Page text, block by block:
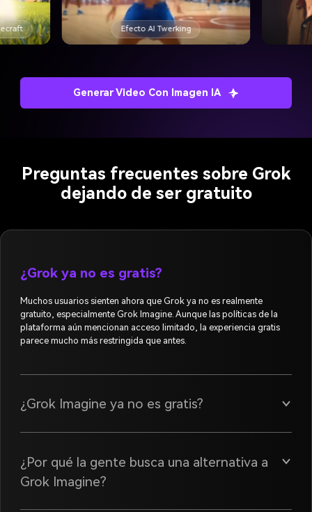
Efecto AI Twerking
Generar Video Con Imagen IA
Preguntas frecuentes sobre Grok
dejando de ser gratuito
¿Grok ya no es gratis?
Muchos usuarios sienten ahora que Grok ya no es realmente
gratuito, especialmente Grok Imagine. Aunque las políticas de la
plataforma aún mencionan acceso limitado, la experiencia gratis
parece mucho más restringida que antes.
¿Grok Imagine ya no es gratis?
¿Por qué la gente busca una alternativa a
Grok Imagine?